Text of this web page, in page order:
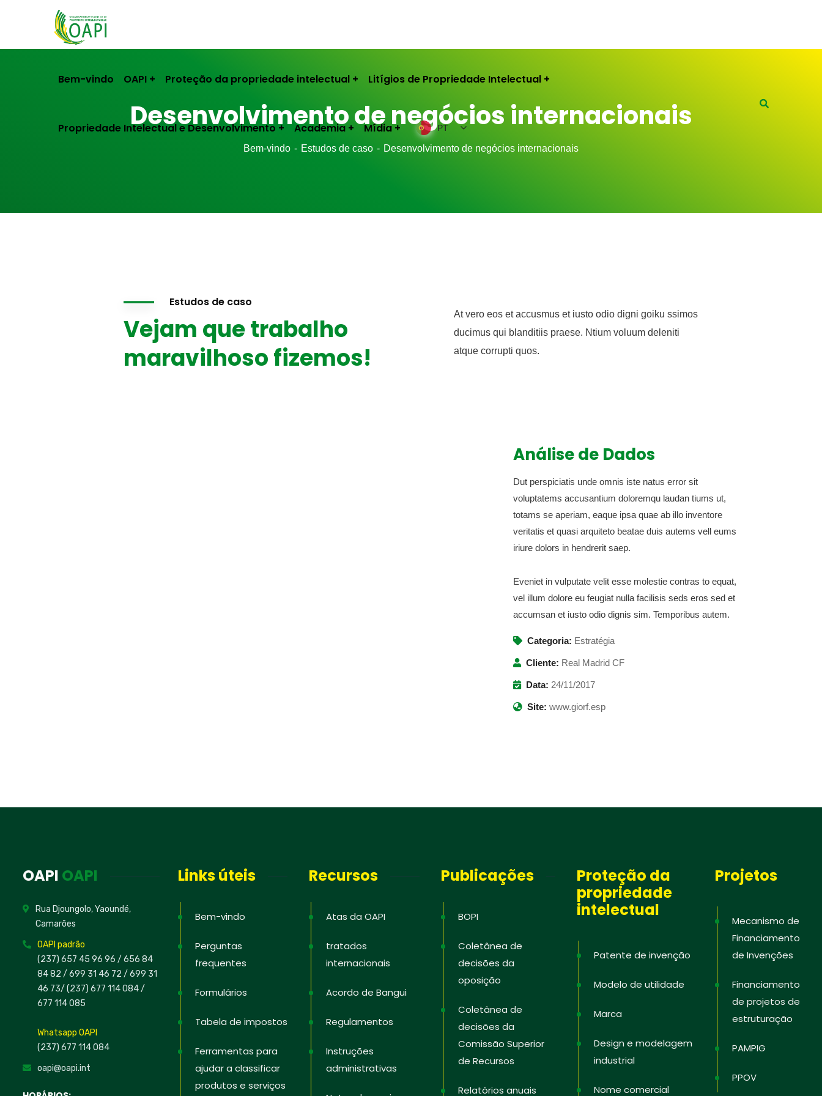
Bem-vindo OAPI Proteção da propriedade intelectual Litígios de Propriedade Intelectual
Propriedade Intelectual e Desenvolvimento Academia Mídia PT
Desenvolvimento de negócios internacionais
Bem-vindo Estudos de caso Desenvolvimento de negócios internacionais
Estudos de caso
Vejam que trabalho
maravilhoso fizemos!
At vero eos et accusmus et iusto odio digni goiku ssimos
ducimus qui blanditiis praese. Ntium voluum deleniti
atque corrupti quos.
Análise de Dados
Dut perspiciatis unde omnis iste natus error sit
voluptatems accusantium doloremqu laudan tiums ut,
totams se aperiam, eaque ipsa quae ab illo inventore
veritatis et quasi arquiteto beatae duis autems vell eums
iriure dolors in hendrerit saep.
Eveniet in vulputate velit esse molestie contras to equat,
vel illum dolore eu feugiat nulla facilisis seds eros sed et
accumsan et iusto odio dignis sim. Temporibus autem.
Categoria: Estratégia
Cliente: Real Madrid CF
Data: 24/11/2017
Site: www.giorf.esp
OAPI OAPI
Rua Djoungolo, Yaoundé,
Camarões
OAPI padrão
(237) 657 45 96 96 / 656 84
84 82 / 699 31 46 72 / 699 31
46 73/ (237) 677 114 084 /
677 114 085
Whatsapp OAPI
(237) 677 114 084
oapi@oapi.int
Links úteis
Bem-vindo
Perguntas
frequentes
Formulários
Tabela de impostos
Ferramentas para
ajudar a classificar
produtos e serviços
Recursos
Atas da OAPI
tratados
internacionais
Acordo de Bangui
Regulamentos
Instruções
administrativas
Publicações
BOPI
Coletânea de
decisões da
oposição
Coletânea de
decisões da
Comissão Superior
de Recursos
Relatórios anuais
Proteção da
propriedade
intelectual
Patente de invenção
Modelo de utilidade
Marca
Design e modelagem
industrial
Nome comercial
Projetos
Mecanismo de
Financiamento
de Invenções
Financiamento
de projetos de
estruturação
PAMPIG
PPOV